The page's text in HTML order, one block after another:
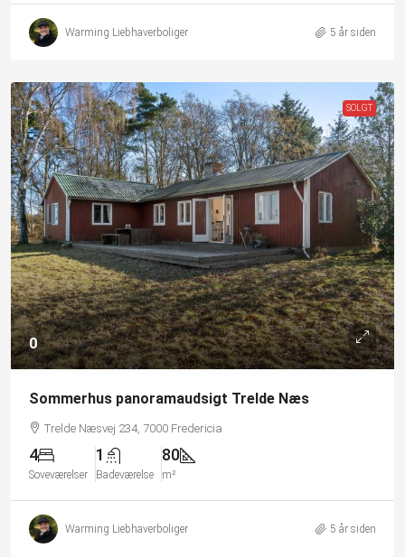
Warming Liebhaverboliger 5 år siden
SOLGT
0
Sommerhus panoramaudsigt Trelde Næs
Trelde Næsvej 234, 7000 Fredericia
4
Soveværelser
1
Badeværelse
80
m²
Warming Liebhaverboliger 5 år siden